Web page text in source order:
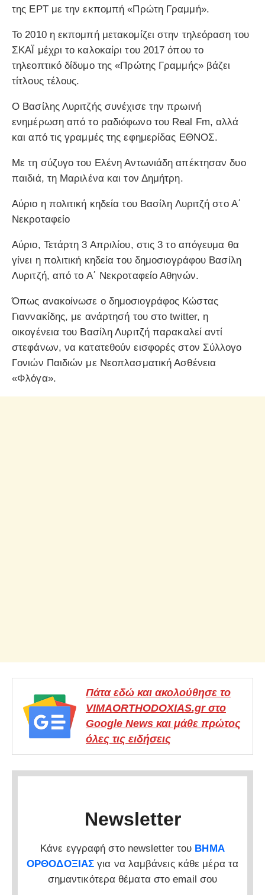
της ΕΡΤ με την εκπομπή «Πρώτη Γραμμή».
Το 2010 η εκπομπή μετακομίζει στην τηλεόραση του
ΣΚΑΪ μέχρι το καλοκαίρι του 2017 όπου το
τηλεοπτικό δίδυμο της «Πρώτης Γραμμής» βάζει
τίτλους τέλους.
Ο Βασίλης Λυριτζής συνέχισε την πρωινή
ενημέρωση από το ραδιόφωνο του Real Fm, αλλά
και από τις γραμμές της εφημερίδας ΕΘΝΟΣ.
Με τη σύζυγο του Ελένη Αντωνιάδη απέκτησαν δυο
παιδιά, τη Μαριλένα και τον Δημήτρη.
Αύριο η πολιτική κηδεία του Βασίλη Λυριτζή στο Α΄
Νεκροταφείο
Αύριο, Τετάρτη 3 Απριλίου, στις 3 το απόγευμα θα
γίνει η πολιτική κηδεία του δημοσιογράφου Βασίλη
Λυριτζή, από το Α΄ Νεκροταφείο Αθηνών.
Όπως ανακοίνωσε ο δημοσιογράφος Κώστας
Γιαννακίδης, με ανάρτησή του στο twitter, η
οικογένεια του Βασίλη Λυριτζή παρακαλεί αντί
στεφάνων, να κατατεθούν εισφορές στον Σύλλογο
Γονιών Παιδιών με Νεοπλασματική Ασθένεια
«Φλόγα».
Πάτα εδώ και ακολούθησε το
VIMAORTHODOXIAS.gr στο
Google News και μάθε πρώτος
όλες τις ειδήσεις
Newsletter
Κάνε εγγραφή στο newsletter του ΒΗΜΑ
ΟΡΘΟΔΟΞΙΑΣ για να λαμβάνεις κάθε μέρα τα
σημαντικότερα θέματα στο email σου